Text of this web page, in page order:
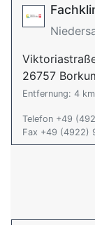
26757
Entfernung: 4 km
Telefon +49
Fax +49 (4922)